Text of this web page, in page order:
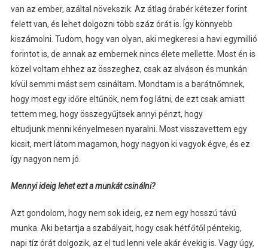
van az ember, azáltal növekszik. Az átlag órabér kétezer forint
felett van, és lehet dolgozni több száz órát is. Így könnyebb
kiszámolni. Tudom, hogy van olyan, aki megkeresi a havi egymillió
forintot is, de annak az embernek nincs élete mellette. Most én is
közel voltam ehhez az összeghez, csak az alváson és munkán
kívül semmi mást sem csináltam. Mondtam is a barátnőmnek,
hogy most egy időre eltűnök, nem fog látni, de ezt csak amiatt
tettem meg, hogy összegyűjtsek annyi pénzt, hogy
eltudjunk menni kényelmesen nyaralni. Most visszavettem egy
kicsit, mert látom magamon, hogy nagyon ki vagyok égve, és ez
így nagyon nem jó.
Mennyi ideig lehet ezt a munkát csinálni?
Azt gondolom, hogy nem sok ideig, ez nem egy hosszú távú
munka. Aki betartja a szabályait, hogy csak hétfőtől péntekig,
napi tíz órát dolgozik, az el tud lenni vele akár évekig is. Vagy úgy,